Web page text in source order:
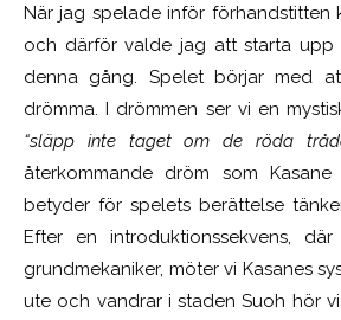
När jag spelade inför förhandstitten
och därför valde jag att starta upp
denna gång. Spelet börjar med
drömma. I drömmen ser vi en
“släpp inte taget om de röda
återkommande dröm som
betyder för spelets berättelse
Efter en introduktionssekvens,
grundmekaniker, möter vi Kasanes
ute och vandrar i staden Suoh hör